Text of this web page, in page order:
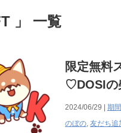
」 一覧
限定無料
♡DOSIの
2024/06/29 | 期
のぼの, 友だち追